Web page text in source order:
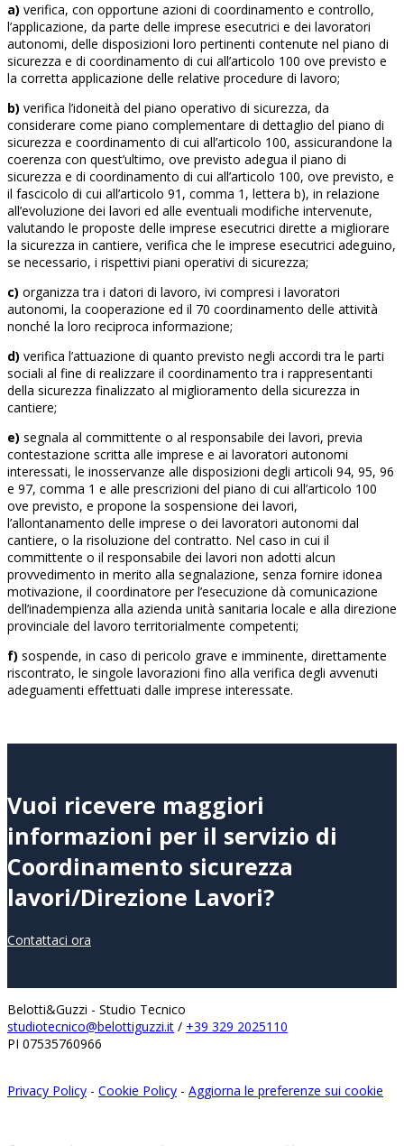
a) verifica, con opportune azioni di coordinamento e controllo,
l’applicazione, da parte delle imprese esecutrici e dei lavoratori
autonomi, delle disposizioni loro pertinenti contenute nel piano di
sicurezza e di coordinamento di cui all’articolo 100 ove previsto e
la corretta applicazione delle relative procedure di lavoro;
b) verifica l’idoneità del piano operativo di sicurezza, da
considerare come piano complementare di dettaglio del piano di
sicurezza e coordinamento di cui all’articolo 100, assicurandone la
coerenza con quest’ultimo, ove previsto adegua il piano di
sicurezza e di coordinamento di cui all’articolo 100, ove previsto, e
il fascicolo di cui all’articolo 91, comma 1, lettera b), in relazione
all’evoluzione dei lavori ed alle eventuali modifiche intervenute,
valutando le proposte delle imprese esecutrici dirette a migliorare
la sicurezza in cantiere, verifica che le imprese esecutrici adeguino,
se necessario, i rispettivi piani operativi di sicurezza;
c) organizza tra i datori di lavoro, ivi compresi i lavoratori
autonomi, la cooperazione ed il 70 coordinamento delle attività
nonché la loro reciproca informazione;
d) verifica l’attuazione di quanto previsto negli accordi tra le parti
sociali al fine di realizzare il coordinamento tra i rappresentanti
della sicurezza finalizzato al miglioramento della sicurezza in
cantiere;
e) segnala al committente o al responsabile dei lavori, previa
contestazione scritta alle imprese e ai lavoratori autonomi
interessati, le inosservanze alle disposizioni degli articoli 94, 95, 96
e 97, comma 1 e alle prescrizioni del piano di cui all’articolo 100
ove previsto, e propone la sospensione dei lavori,
l’allontanamento delle imprese o dei lavoratori autonomi dal
cantiere, o la risoluzione del contratto. Nel caso in cui il
committente o il responsabile dei lavori non adotti alcun
provvedimento in merito alla segnalazione, senza fornire idonea
motivazione, il coordinatore per l’esecuzione dà comunicazione
dell’inadempienza alla azienda unità sanitaria locale e alla direzione
provinciale del lavoro territorialmente competenti;
f) sospende, in caso di pericolo grave e imminente, direttamente
riscontrato, le singole lavorazioni fino alla verifica degli avvenuti
adeguamenti effettuati dalle imprese interessate.
Vuoi ricevere maggiori
informazioni per il servizio di
Coordinamento sicurezza
lavori/Direzione Lavori?
Contattaci ora
Belotti&Guzzi - Studio Tecnico
studiotecnico@belottiguzzi.it / +39 329 2025110‬
PI 07535760966
Privacy Policy - Cookie Policy - Aggiorna le preferenze sui cookie